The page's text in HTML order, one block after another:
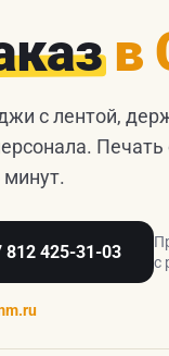
в
с лентой,
минут.
812 425-31-03
с